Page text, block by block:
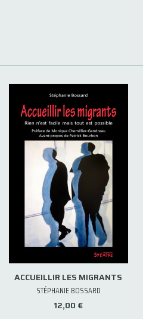
ACCUEILLIR LES MIGRANTS
STÉPHANIE BOSSARD
12,00 €